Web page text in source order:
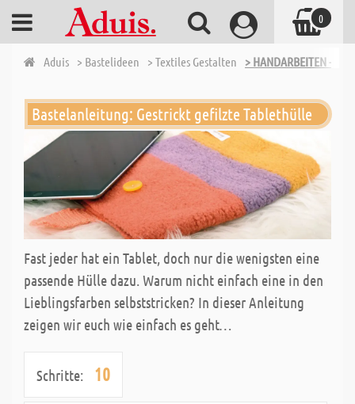
Aduis > Bastelideen > Textiles Gestalten > HANDARBEITEN -
Bastelanleitung: Gestrickt gefilzte Tablethülle
Fast jeder hat ein Tablet, doch nur die wenigsten eine
passende Hülle dazu. Warum nicht einfach eine in den
Lieblingsfarben selbststricken? In dieser Anleitung
zeigen wir euch wie einfach es geht…
Schritte: 10
0